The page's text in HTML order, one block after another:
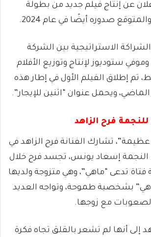
الإعلان عن إنتاج فيلم جديد من بطولة
صدوره أيضًا في عام 2024.
الاستراتيجية بين الشركة
ستوديوز لإنتاج وتوزيع الأفلام
تم إطلاق الفيلم الأول في إطار هذه
الماضي، ويحمل عنوان “اثنين للإيجار”.
فرح الزاهد
تشارك الفنانة فرح الزاهد في
النجمة إسعاد يونس، تجسد فرح خلال
تدعى “ماهي”، وهي متزوجة ولديها
بشخصية طموحة، وتواجه العديد
مع زوجها.
إلى أنها لم تشعر بالقلق تجاه فكرة